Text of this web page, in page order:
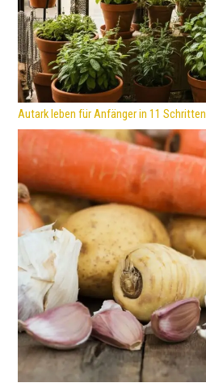
Autark leben für Anfänger in 11 Schritten